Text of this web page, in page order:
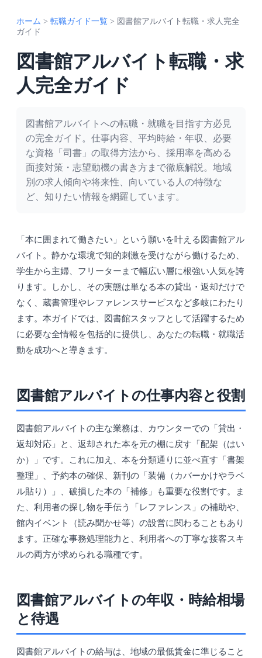
ホーム > 転職ガイド一覧 > 図書館アルバイト転職・求人完全
ガイド
図書館アルバイト転職・求
人完全ガイド
図書館アルバイトへの転職・就職を目指す方必見
の完全ガイド。仕事内容、平均時給・年収、必要
な資格「司書」の取得方法から、採用率を高める
面接対策・志望動機の書き方まで徹底解説。地域
別の求人傾向や将来性、向いている人の特徴な
ど、知りたい情報を網羅しています。
「本に囲まれて働きたい」という願いを叶える図書館アル
バイト。静かな環境で知的刺激を受けながら働けるため、
学生から主婦、フリーターまで幅広い層に根強い人気を誇
ります。しかし、その実態は単なる本の貸出・返却だけで
なく、蔵書管理やレファレンスサービスなど多岐にわたり
ます。本ガイドでは、図書館スタッフとして活躍するため
に必要な全情報を包括的に提供し、あなたの転職・就職活
動を成功へと導きます。
図書館アルバイトの仕事内容と役割
図書館アルバイトの主な業務は、カウンターでの「貸出・
返却対応」と、返却された本を元の棚に戻す「配架（はい
か）」です。これに加え、本を分類通りに並べ直す「書架
整理」、予約本の確保、新刊の「装備（カバーかけやラベ
ル貼り）」、破損した本の「補修」も重要な役割です。ま
た、利用者の探し物を手伝う「レファレンス」の補助や、
館内イベント（読み聞かせ等）の設営に関わることもあり
ます。正確な事務処理能力と、利用者への丁寧な接客スキ
ルの両方が求められる職種です。
図書館アルバイトの年収・時給相場
と待遇
図書館アルバイトの給与は、地域の最低賃金に準じること